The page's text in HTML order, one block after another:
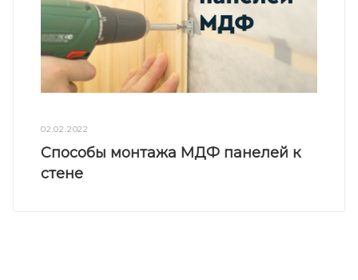
02.02.2022
Способы монтажа МДФ панелей к
стене